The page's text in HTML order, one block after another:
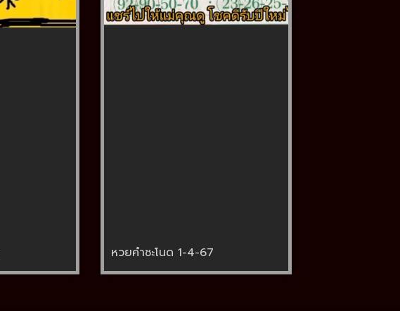
หวยคำชะโนด 1-4-67